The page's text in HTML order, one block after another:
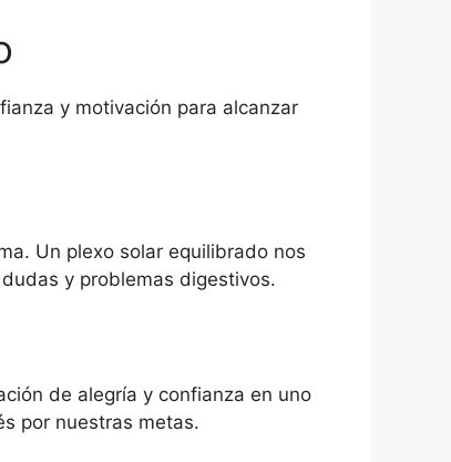
y motivación para alcanzar
Un plexo solar equilibrado nos
y problemas digestivos.
de alegría y confianza en uno
por nuestras metas.